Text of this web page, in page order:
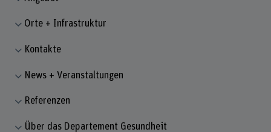
Orte + Infrastruktur
Kontakte
News + Veranstaltungen
Referenzen
Über das Departement Gesundheit